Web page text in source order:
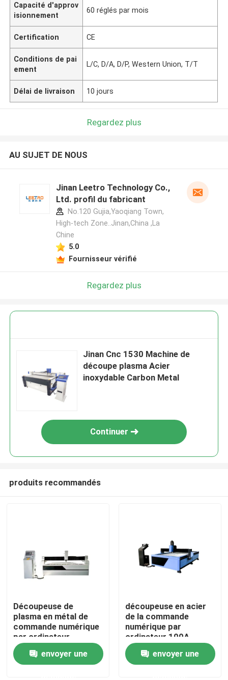
Aperçu
Produits
Capacité d'approv
isionnement
60 réglés par mois
Certification CE
Conditions de pai
ement
L/C, D/A, D/P, Western Union, T/T
Délai de livraison 10 jours
Regardez plus
AU SUJET DE NOUS
Jinan Leetro Technology Co.,
Ltd. profil du fabricant
No.120 Gujia,Yaoqiang Town,
High-tech Zone..Jinan,China ,La
Chine
5.0
Fournisseur vérifié
Regardez plus
Jinan Cnc 1530 Machine de
découpe plasma Acier
inoxydable Carbon Metal
Continuer
produits recommandés
Découpeuse de
plasma en métal de
commande numérique
par ordinateur
envoyer une
découpeuse en acier
de la commande
numérique par
ordinateur 100A
envoyer une